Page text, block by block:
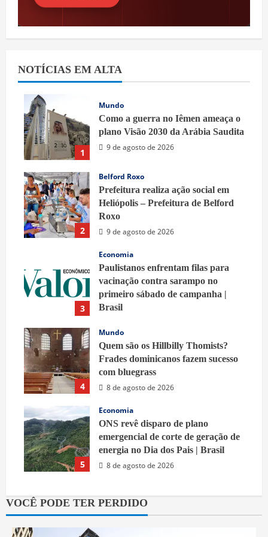
NOTÍCIAS EM ALTA
1
Mundo
Como a guerra no Iêmen ameaça o
plano Visão 2030 da Arábia Saudita
9 de agosto de 2026
2
Belford Roxo
Prefeitura realiza ação social em
Heliópolis – Prefeitura de Belford
Roxo
9 de agosto de 2026
3
Economia
Paulistanos enfrentam filas para
vacinação contra sarampo no
primeiro sábado de campanha |
Brasil
4
Mundo
Quem são os Hillbilly Thomists?
Frades dominicanos fazem sucesso
com bluegrass
8 de agosto de 2026
5
Economia
ONS revê disparo de plano
emergencial de corte de geração de
energia no Dia dos Pais | Brasil
8 de agosto de 2026
VOCÊ PODE TER PERDIDO